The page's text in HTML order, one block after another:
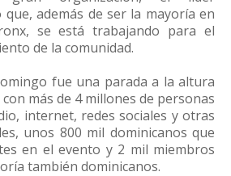
además de ser la mayoría en
se está trabajando para el
de la comunidad.
fue una parada a la altura
más de 4 millones de personas
internet, redes sociales y otras
unos 800 mil dominicanos que
en el evento y 2 mil miembros
también dominicanos.